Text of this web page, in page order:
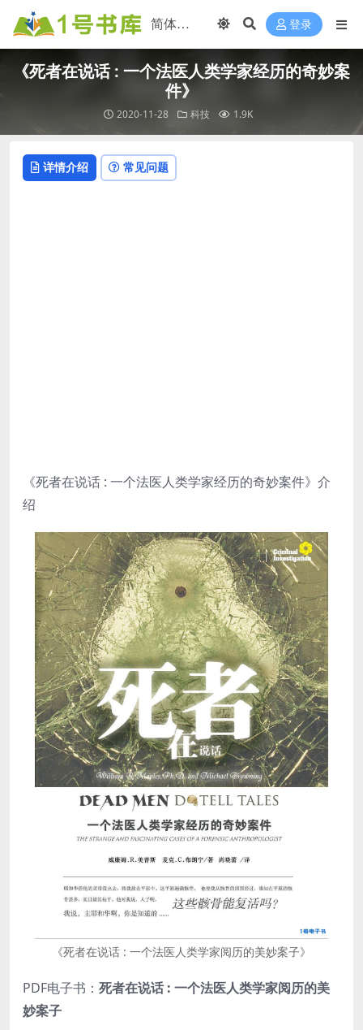
登录
《死者在说话 : 一个法医人类学家经历的奇妙案
件》
2020-11-28 科技 1.9K
详情介绍 常见问题
《死者在说话 : 一个法医人类学家经历的奇妙案件》介
绍
《死者在说话 : 一个法医人类学家阅历的美妙案子》
PDF电子书： 死者在说话 : 一个法医人类学家阅历的美
妙案子